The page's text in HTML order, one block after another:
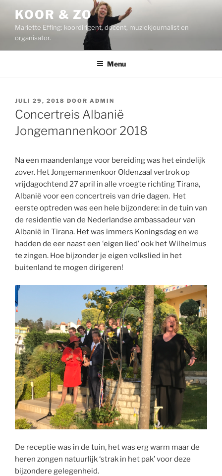
inhoud
KOOR & ZO
Mariette Effing: koordirigent, docent, muziekjournalist en
organisator.
Menu
GEPLAATST
OP
JULI 29, 2018 DOOR ADMIN
Concertreis Albanië
Jongemannenkoor 2018
Na een maandenlange voor bereiding was het eindelijk
zover. Het Jongemannenkoor Oldenzaal vertrok op
vrijdagochtend 27 april in alle vroegte richting Tirana,
Albanië voor een concertreis van drie dagen. Het
eerste optreden was een hele bijzondere: in de tuin van
de residentie van de Nederlandse ambassadeur van
Albanië in Tirana. Het was immers Koningsdag en we
hadden de eer naast een ‘eigen lied’ ook het Wilhelmus
te zingen. Hoe bijzonder je eigen volkslied in het
buitenland te mogen dirigeren!
De receptie was in de tuin, het was erg warm maar de
heren zongen natuurlijk ‘strak in het pak’ voor deze
bijzondere gelegenheid.